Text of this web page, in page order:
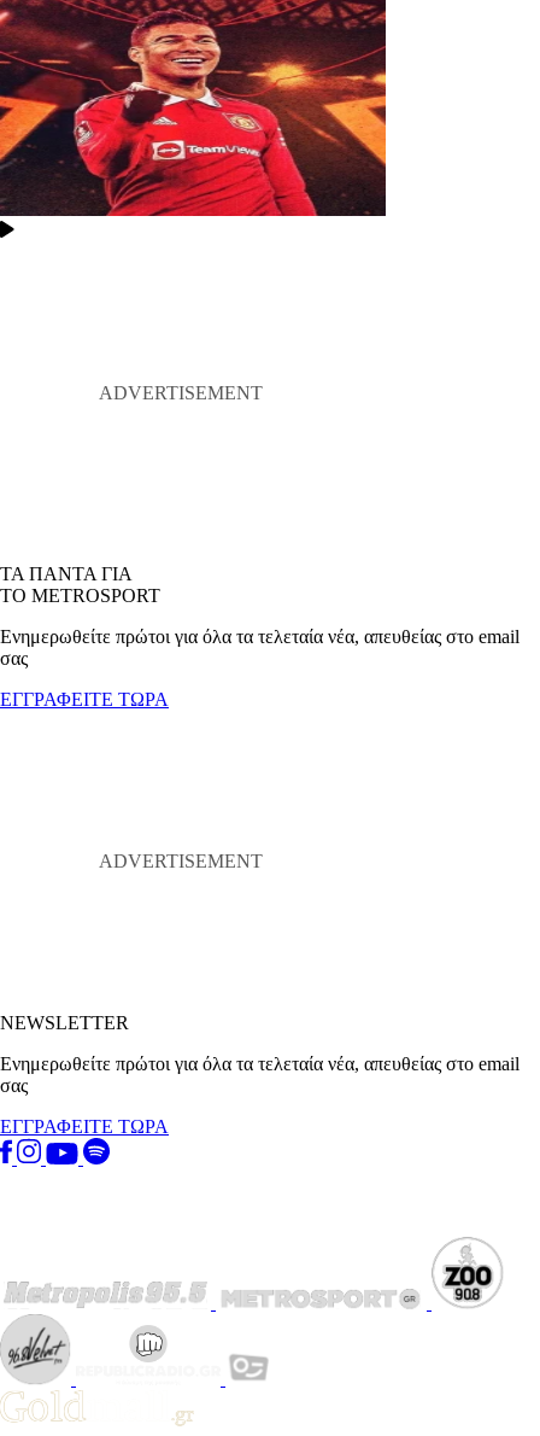
ΤΑ ΠΑΝΤΑ ΓΙΑ
ΤΟ METROSPORT
Ενημερωθείτε πρώτοι για όλα τα τελεταία νέα, απευθείας στο email
σας
ΕΓΓΡΑΦΕΙΤΕ ΤΩΡΑ
NEWSLETTER
Ενημερωθείτε πρώτοι για όλα τα τελεταία νέα, απευθείας στο email
σας
ΕΓΓΡΑΦΕΙΤΕ ΤΩΡΑ